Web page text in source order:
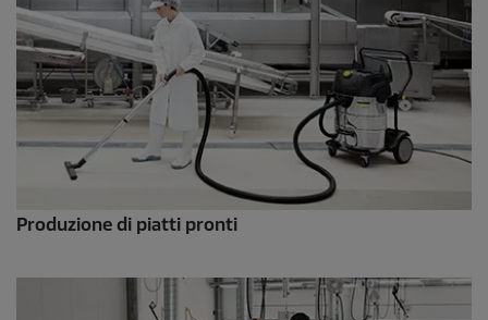
Produzione di piatti pronti